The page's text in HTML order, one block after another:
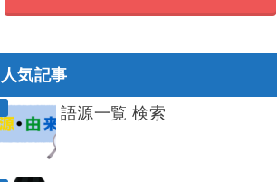
人気記事
語源一覧 検索